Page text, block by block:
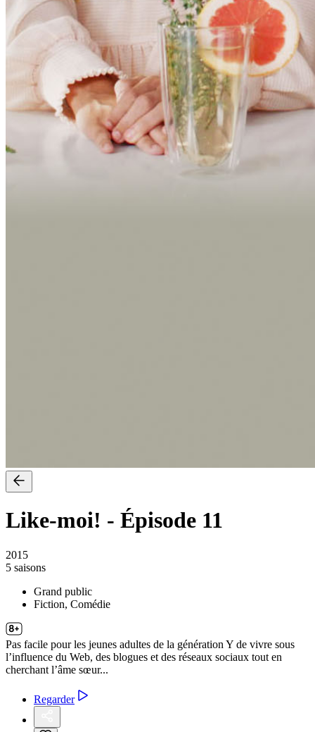
Like-moi! - Épisode 11
2015
5 saisons
Grand public
Fiction, Comédie
Pas facile pour les jeunes adultes de la génération Y de vivre sous
l’influence du Web, des blogues et des réseaux sociaux tout en
cherchant l’âme sœur...
Regarder